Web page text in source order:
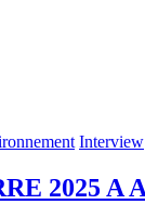
Interview
2025 A